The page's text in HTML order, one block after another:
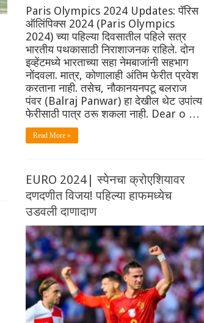
Paris Olympics 2024 Updates: पॅरिस
ऑलिंपिक्स 2024 (Paris Olympics
2024) च्या पहिल्या दिवसातील पहिले सत्र
भारतीय पथकासाठी निराशाजनक राहिले. दोन
इव्हेंटमध्ये भारताच्या सहा नेमबाजांनी सहभाग
नोंदवला. मात्र, कोणालाही अंतिम फेरीत प्रवेश
करताना नाही. तसेच, नौकानयनपटू बलराज
पंवर (Balraj Panwar) हा देखील थेट उपांत्य
फेरीसाठी पात्र ठरू शकला नाही. Dear o …
Read More »
EURO 2024| स्पेनचा क्रोएशियावर
दणदणीत विजय! पहिल्या हाफमध्येच
उडवली दाणादाण